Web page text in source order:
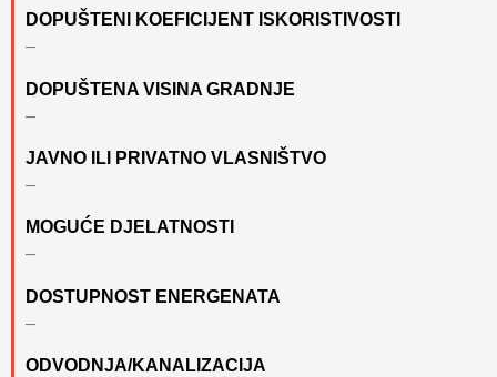
DOPUŠTENI KOEFICIJENT ISKORISTIVOSTI
–
DOPUŠTENA VISINA GRADNJE
–
JAVNO ILI PRIVATNO VLASNIŠTVO
–
MOGUĆE DJELATNOSTI
–
DOSTUPNOST ENERGENATA
–
ODVODNJA/KANALIZACIJA